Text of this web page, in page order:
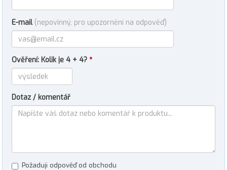
E-mail (nepovinný, pro upozornění na odpověď)
Ověření: Kolik je 4 + 4? *
Dotaz / komentář
Požaduji odpověď od obchodu